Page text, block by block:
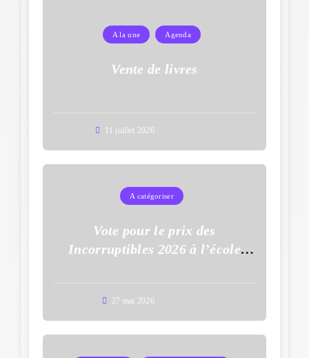
A la une Agenda
Vente de livres
11 juillet 2026
A catégoriser
Vote pour le prix des
Incorruptibles 2026 à l’école
27 mai 2026